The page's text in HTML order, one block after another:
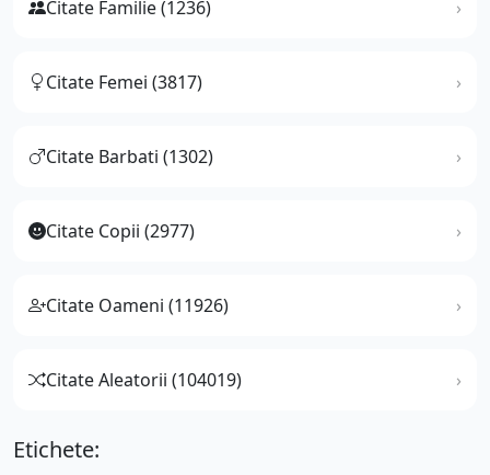
Citate Familie (1236)
Citate Femei (3817)
Citate Barbati (1302)
Citate Copii (2977)
Citate Oameni (11926)
Citate Aleatorii (104019)
Etichete: